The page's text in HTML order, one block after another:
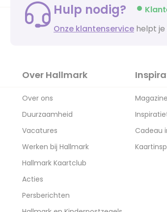
Hulp nodig?
Onze klantenservice helpt
Over Hallmark
Over ons
Duurzaamheid
Vacatures
Werken bij Hallmark
Hallmark Kaartclub
Acties
Persberichten
Magazine
Cadeau